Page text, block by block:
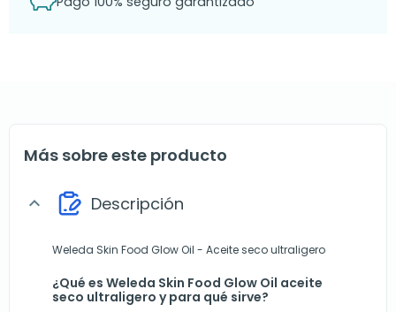
Más sobre este producto
expand_more Descripción
Weleda Skin Food Glow Oil - Aceite seco ultraligero
¿Qué es Weleda Skin Food Glow Oil aceite
seco ultraligero y para qué sirve?